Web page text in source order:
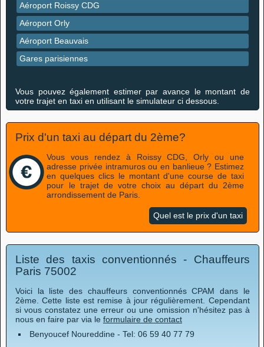
Aéroport Roissy CDG
Aéroport Orly
Aéroport Beauvais
Gares parisiennes
Vous pouvez également estimer par avance le montant de
votre trajet en taxi en utilisant le simulateur ci dessous.
Prix d'un taxi au départ du 2ème?
Vous vous rendez à Roissy CDG, Orly ou une
adresse privée intramuros ou en banlieue ? Estimez
en quelques clics le montant d'une course de taxi
pour le trajet de votre choix au départ du 2ème
arrondissement de Paris.
Quel est le prix d'un taxi
Liste des taxis conventionnés - Chauffeurs
Paris 75002
Voici la liste des chauffeurs conventionnés CPAM dans le
2ème. Cette liste est remise à jour régulièrement. Cependant
si vous constatez une erreur ou une omission n'hésitez pas à
nous en faire par via le formulaire de contact
Benyoucef Noureddine - Tel: 06 59 40 77 79